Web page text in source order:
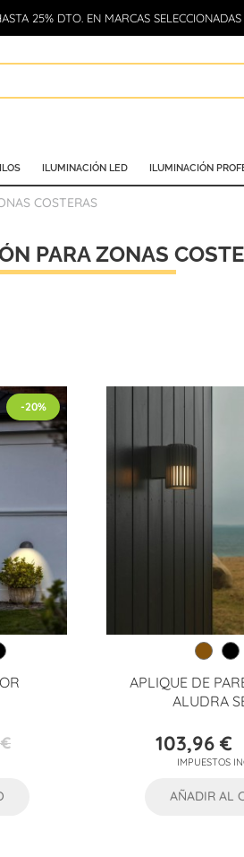
25% DTO. EN MARCAS
ILUMINACIÓN LED ILUMINACIÓN
COSTERAS
PARA ZONAS
-20%
APLIQUE DE
ALUDRA
103,96 €
IMPUESTOS
AÑADIR AL